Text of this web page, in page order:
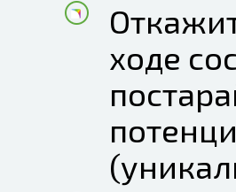
ходе